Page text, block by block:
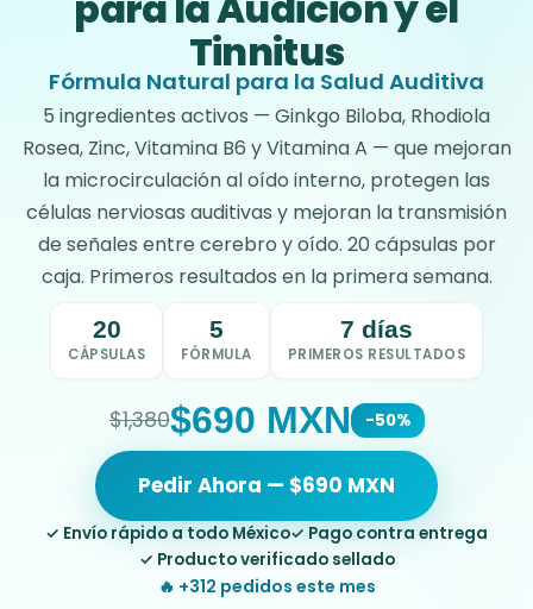
Tinnitus
Fórmula Natural para la Salud Auditiva
5 ingredientes activos — Ginkgo Biloba, Rhodiola
Rosea, Zinc, Vitamina B6 y Vitamina A — que mejoran
la microcirculación al oído interno, protegen las
células nerviosas auditivas y mejoran la transmisión
de señales entre cerebro y oído. 20 cápsulas por
caja. Primeros resultados en la primera semana.
20
CÁPSULAS
5
FÓRMULA
7 días
PRIMEROS RESULTADOS
$1,380$690 MXN -50%
Pedir Ahora — $690 MXN
✓ Envío rápido a todo México✓ Pago contra entrega
✓ Producto verificado sellado
🔥 +312 pedidos este mes